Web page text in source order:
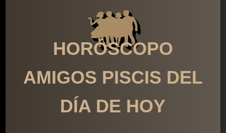
HORÓSCOPO
AMIGOS PISCIS DEL
DÍA DE HOY